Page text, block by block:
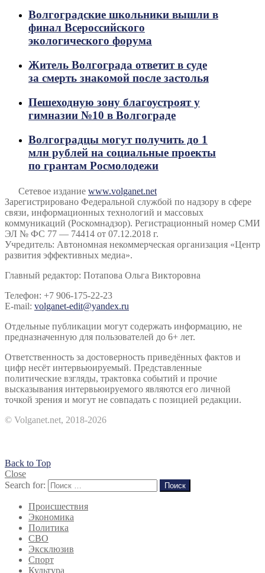
Волгоградские школьники вышли в
финал Всероссийского
экологического форума
Житель Волгограда ответит в суде
за смерть знакомой после застолья
Пешеходную зону благоустроят у
гимназии №10 в Волгограде
Волгоградцы могут получить до 1
млн рублей на социальные проекты
по грантам Росмолодежи
Сетевое издание www.volganet.net
Зарегистрировано Федеральной службой по надзору в сфере
связи, информационных технологий и массовых
коммуникаций (Роскомнадзор). Регистрационный номер СМИ
ЭЛ № ФС 77 — 74414 от 07.12.2018 г.
Учредитель: Автономная некоммерческая организация «Центр
развития эффективных медиа».
Главный редактор: Потапова Ольга Викторовна
Телефон: +7 906-175-22-23
E-mail: volganet-edit@yandex.ru
Отдельные публикации могут содержать информацию, не
предназначенную для пользователей до 6+ лет.
Ответственность за достоверность приведённых фактов и
цифр несёт интервьюируемый. Представленные
политические взгляды, трактовка событий и прочие
высказывания интервьюируемого являются его личной
точкой зрения и могут не совпадать с позицией редакции.
© Volganet.net, 2018-2026
Back to Top
Close
Search for:
Поиск
Происшествия
Экономика
Политика
СВО
Эксклюзив
Спорт
Культура